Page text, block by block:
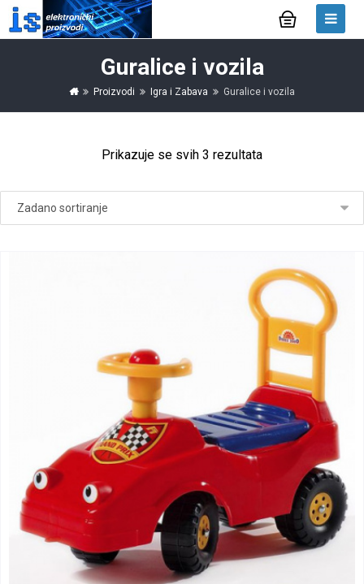
Guralice i vozila
Proizvodi Igra i Zabava Guralice i vozila
Prikazuje se svih 3 rezultata